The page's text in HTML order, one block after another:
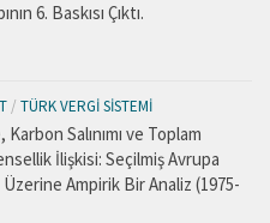
6. Baskısı Çıktı.
/ TÜRK VERGI SISTEMI
Salınımı ve Toplam
İlişkisi: Seçilmiş Avrupa
Ampirik Bir Analiz (1975-